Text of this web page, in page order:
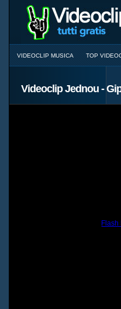
VIDEOCLIP MUSICA TOP
Videoclip Jednou -
Flash